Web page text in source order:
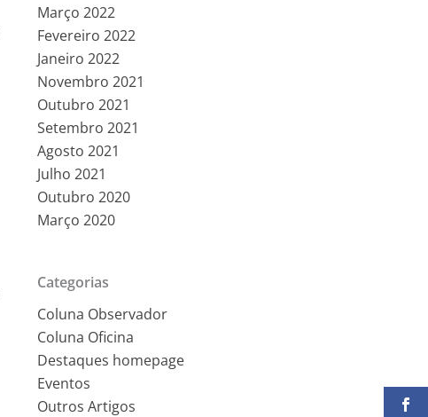
Março 2022
Fevereiro 2022
Janeiro 2022
Novembro 2021
Outubro 2021
Setembro 2021
Agosto 2021
Julho 2021
Outubro 2020
Março 2020
Categorias
Coluna Observador
Coluna Oficina
Destaques homepage
Eventos
Outros Artigos